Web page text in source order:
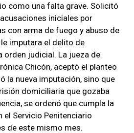
como una falta grave. Solicitó
iniciales por
con arma de fuego y abuso de
imputara el delito de
orden judicial. La jueza de
Chicón, aceptó el planteo
la nueva imputación, sino que
domiciliaria que gozaba
se ordenó que cumpla la
el Servicio Penitenciario
de este mismo mes.